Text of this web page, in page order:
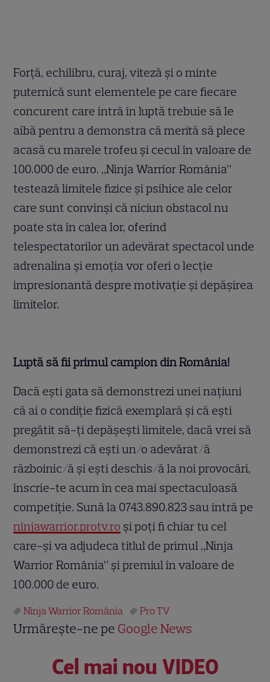
Forță, echilibru, curaj, viteză și o minte
puternică sunt elementele pe care fiecare
concurent care intră în luptă trebuie să le
aibă pentru a demonstra că merită să plece
acasă cu marele trofeu și cecul în valoare de
100.000 de euro. „Ninja Warrior România”
testează limitele fizice și psihice ale celor
care sunt convinși că niciun obstacol nu
poate sta în calea lor, oferind
telespectatorilor un adevărat spectacol unde
adrenalina și emoția vor oferi o lecție
impresionantă despre motivație și depășirea
limitelor.
Luptă să fii primul campion din România!
Dacă ești gata să demonstrezi unei națiuni
că ai o condiție fizică exemplară și că ești
pregătit să-ți depășești limitele, dacă vrei să
demonstrezi că ești un/o adevărat/ă
războinic/ă și ești deschis/ă la noi provocări,
înscrie-te acum în cea mai spectaculoasă
competiție. Sună la 0743.890.823 sau intră pe
ninjawarrior.protv.ro și poți fi chiar tu cel
care-și va adjudeca titlul de primul „Ninja
Warrior România” și premiul în valoare de
100.000 de euro.
Ninja Warrior România Pro TV
Urmărește-ne pe Google News
Cel mai nou VIDEO